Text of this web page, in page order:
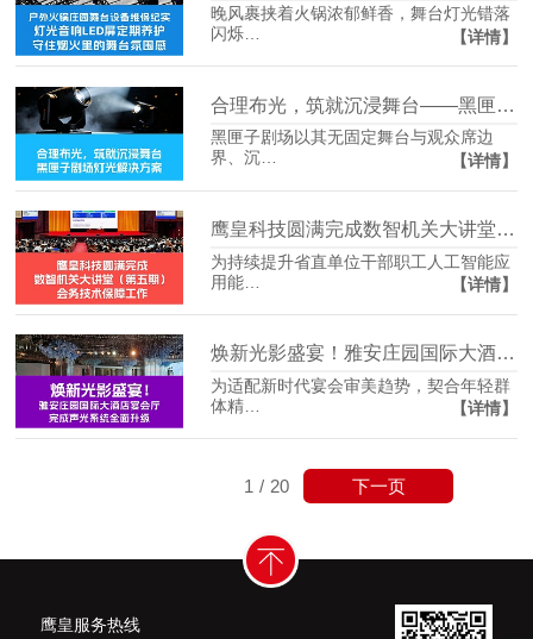
晚风裹挟着火锅浓郁鲜香，舞台灯光错落
闪烁…
【详情】
合理布光，筑就沉浸舞台——黑匣子剧场专业舞台灯光解决方案
黑匣子剧场以其无固定舞台与观众席边
界、沉…
【详情】
鹰皇科技圆满完成数智机关大讲堂（第五期）会务技术保障工作
为持续提升省直单位干部职工人工智能应
用能…
【详情】
焕新光影盛宴！雅安庄园国际大酒店宴会厅完成声光系统升级
为适配新时代宴会审美趋势，契合年轻群
体精…
【详情】
1 / 20 下一页
鹰皇服务热线